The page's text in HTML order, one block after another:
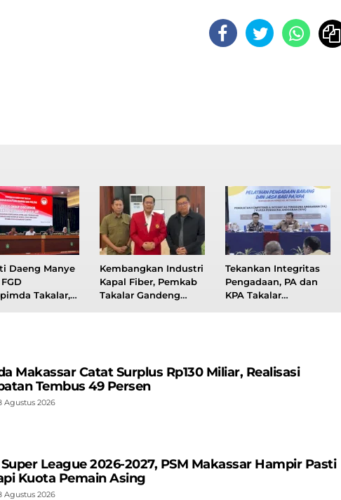
Daeng Manye
Takalar,
Kembangkan Industri
Kapal Fiber, Pemkab
Takalar Gandeng
Tekankan Integritas
Pengadaan, PA dan
KPA Takalar
Makassar Catat Surplus Rp130 ​​Miliar, Realisasi
Tembus 49 Persen
Agustus 2026
League 2026-2027, PSM Makassar Hampir Pasti
Kuota Pemain Asing
Agustus 2026